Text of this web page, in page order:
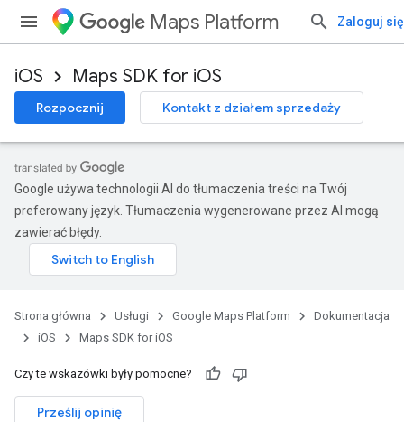
Maps Platform Zaloguj się
iOS Maps SDK for iOS
Rozpocznij Kontakt z działem sprzedaży
Google używa technologii AI do tłumaczenia treści na Twój
preferowany język. Tłumaczenia wygenerowane przez AI mogą
zawierać błędy.
Strona główna Usługi Google Maps Platform
Dokumentacja
iOS
Maps SDK for iOS
Czy te wskazówki były pomocne?
Prześlij opinię